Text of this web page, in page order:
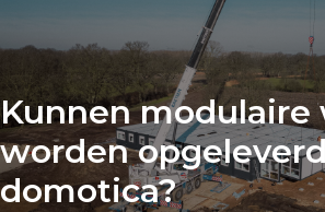
Kunnen modulaire
worden
domotica?